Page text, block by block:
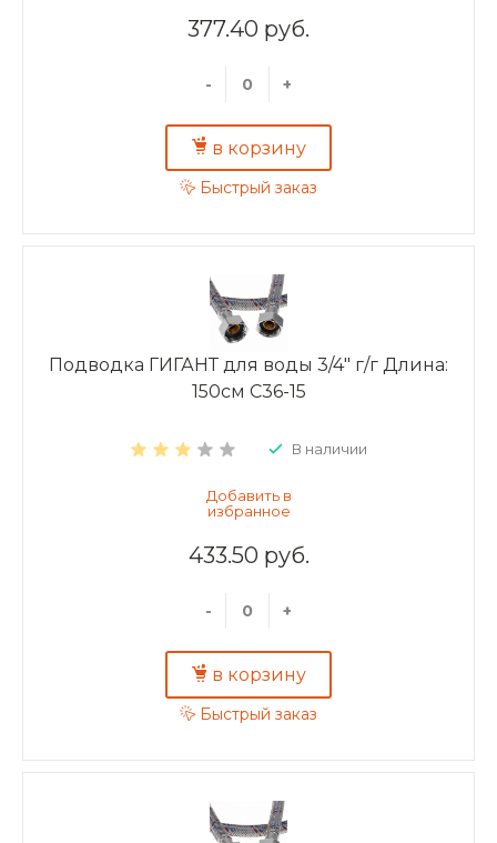
377.40 руб.
- +
в корзину
Быстрый заказ
Подводка ГИГАНТ для воды 3/4" г/г Длина:
150см C36-15
В наличии
433.50 руб.
- +
в корзину
Быстрый заказ